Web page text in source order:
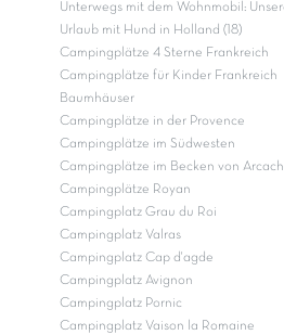
Unterwegs mit dem Wohnmobil:
Urlaub mit Hund in Holland (18)
Campingplätze 4 Sterne Frankreich
Campingplätze für Kinder Frankreich
Baumhäuser
Campingplätze in der Provence
Campingplätze im Südwesten
Campingplätze im Becken von
Campingplätze Royan
Campingplatz Grau du Roi
Campingplatz Valras
Campingplatz Cap d'agde
Campingplatz Avignon
Campingplatz Pornic
Campingplatz Vaison la Romaine